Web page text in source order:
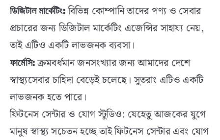
ডিজিটাল মার্কেটিং: বিভিন্ন কোম্পানি তাদের পণ্য ও সেবার
প্রচারের জন্য ডিজিটাল মার্কেটিং এজেন্সির সাহায্য নেয়,
তাই এটিও একটি লাভজনক ব্যবসা।
ফার্মেসি:ক্রমবর্ধমান জনসংখ্যার জন্য আমাদের দেশে
স্বাস্থ্যসেবার চাহিদা বেড়েই চলেছে। সুতরাং এটিও একটি
লাভজনক হতে পারে।
ফিটনেস সেন্টার ও যোগ স্টুডিও: যেহেতু আজকের যুগে
মানুষ স্বাস্থ্য সচেতন হচ্ছে তাই ফিটনেস সেন্টার এবং যোগ